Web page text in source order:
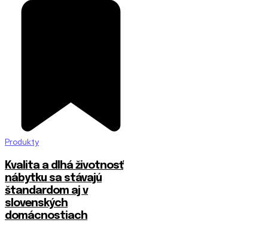
Produkty
​Kvalita a dlhá životnosť
nábytku sa stávajú
štandardom aj v
slovenských
domácnostiach